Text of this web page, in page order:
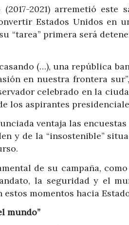
2021) arremetió este
Estados Unidos en
“tarea” primera será
(…), una república
en nuestra frontera
celebrado en la
los aspirantes
ventaja las
y de la “insostenible”
de su campaña,
la seguridad y el
momentos hacia
mundo”